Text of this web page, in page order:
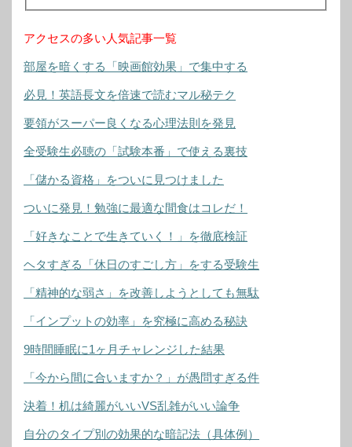
アクセスの多い人気記事一覧
部屋を暗くする「映画館効果」で集中する
必見！英語長文を倍速で読むマル秘テク
要領がスーパー良くなる心理法則を発見
全受験生必聴の「試験本番」で使える裏技
「儲かる資格」をついに見つけました
ついに発見！勉強に最適な間食はコレだ！
「好きなことで生きていく！」を徹底検証
ヘタすぎる「休日のすごし方」をする受験生
「精神的な弱さ」を改善しようとしても無駄
「インプットの効率」を究極に高める秘訣
9時間睡眠に1ヶ月チャレンジした結果
「今から間に合いますか？」が愚問すぎる件
決着！机は綺麗がいいVS乱雑がいい論争
自分のタイプ別の効果的な暗記法（具体例）